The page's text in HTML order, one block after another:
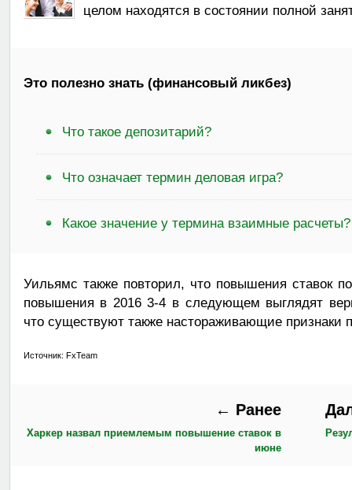
целом находятся в состоянии полной
Это полезно знать (финансовый ликбез)
Что такое депозитарий?
Что означает термин деловая игра?
Какое значение у термина взаимные расчеты?
Уильямс также повторил, что повышения ставок
повышения в 2016 3-4 в следующем выглядят
что существуют также настораживающие
Источник: FxTeam
← Ранее
Харкер назвал приемлемым повышение ставок в
июне